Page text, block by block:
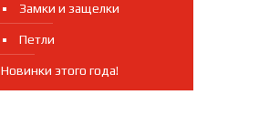
Замки и защелки
Петли
Новинки этого года!